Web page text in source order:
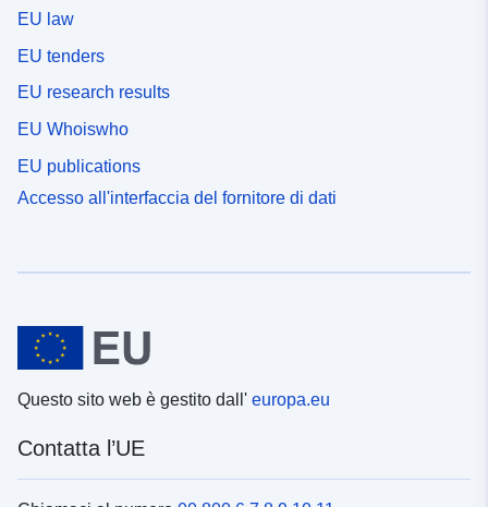
EU law
EU tenders
EU research results
EU Whoiswho
EU publications
Accesso all'interfaccia del fornitore di dati
Questo sito web è gestito dall' europa.eu
Contatta l’UE